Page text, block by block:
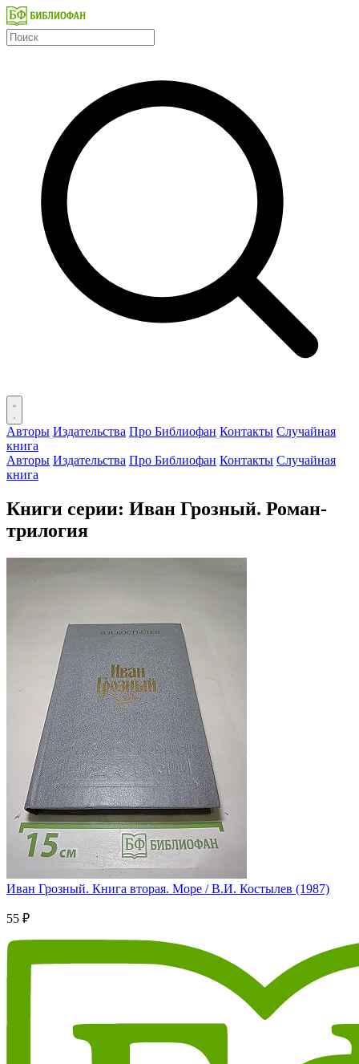
Авторы Издательства Про Библиофан Контакты Случайная
книга
Авторы Издательства Про Библиофан Контакты Случайная
книга
Книги серии: Иван Грозный. Роман-
трилогия
Иван Грозный. Книга вторая. Море / В.И. Костылев (1987)
55 ₽